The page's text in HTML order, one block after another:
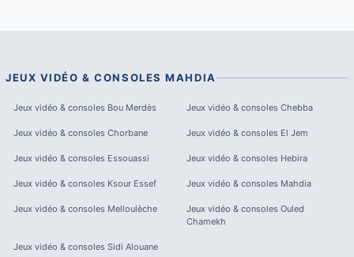
JEUX VIDÉO & CONSOLES MAHDIA
Jeux vidéo & consoles Bou Merdès Jeux vidéo & consoles Chebba
Jeux vidéo & consoles Chorbane Jeux vidéo & consoles El Jem
Jeux vidéo & consoles Essouassi Jeux vidéo & consoles Hebira
Jeux vidéo & consoles Ksour Essef Jeux vidéo & consoles Mahdia
Jeux vidéo & consoles Melloulèche Jeux vidéo & consoles Ouled
Chamekh
Jeux vidéo & consoles Sidi Alouane